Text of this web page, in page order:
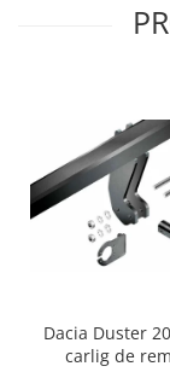
Dacia Duster
carlig de